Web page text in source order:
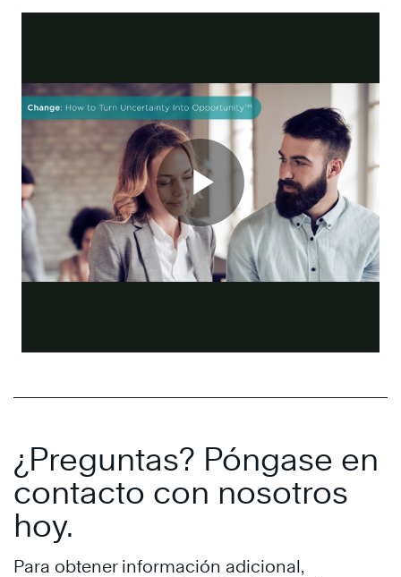
¿Preguntas? Póngase en
contacto con nosotros
hoy.
Para obtener información adicional,